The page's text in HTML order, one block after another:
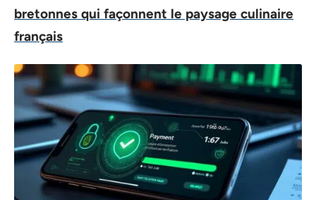
bretonnes qui façonnent le paysage culinaire
français